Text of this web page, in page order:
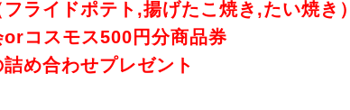
フライドポテト,揚げたこ焼き,たい焼き）
orコスモス500円分商品券
詰め合わせプレゼント